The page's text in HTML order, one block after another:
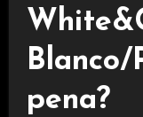
Blanco/
pena?